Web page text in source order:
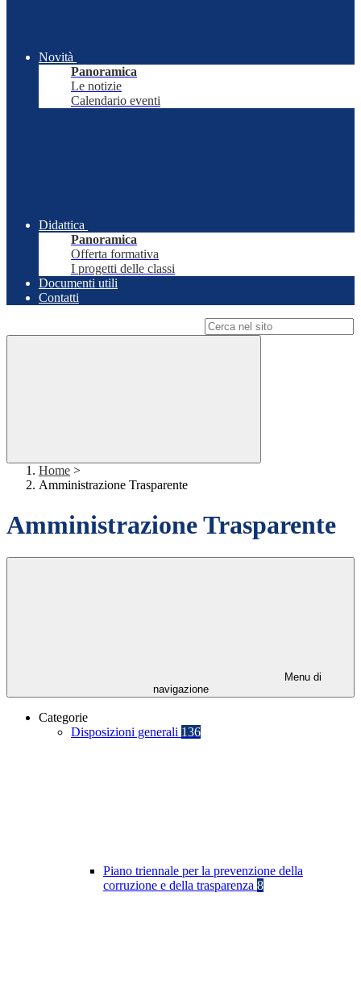
Novità
Panoramica
Le notizie
Calendario eventi
Didattica
Panoramica
Offerta formativa
I progetti delle classi
Documenti utili
Contatti
Home >
Amministrazione Trasparente
Amministrazione Trasparente
Menu di
navigazione
Categorie
Disposizioni generali 136
Piano triennale per la prevenzione della
corruzione e della trasparenza 8